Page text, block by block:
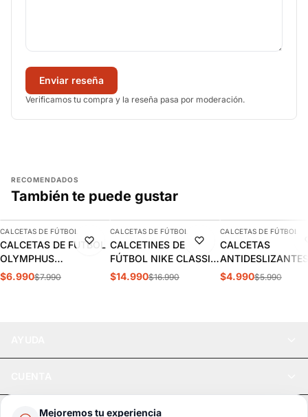
Mejoremos tu experiencia
Enviar reseña
Verificamos tu compra y la reseña pasa por moderación.
RECOMENDADOS
También te puede gustar
-13%
AGREGAR
CALCETAS DE FÚTBOL
CALCETAS DE FUTBOL
OLYMPHUS
ANTIDESLIZANTES
$6.990$7.990
-12%
AGREGAR
CALCETAS DE FÚTBOL
CALCETINES DE
FÚTBOL NIKE CLASSIC
2 NEGROS (UNISEX) |
$14.990$16.990
-17%
CALCETAS DE FÚTBOL
CALCETAS
ANTIDESLIZANTES
FÚTBOL OXN
$4.990$5.990
LEGAL